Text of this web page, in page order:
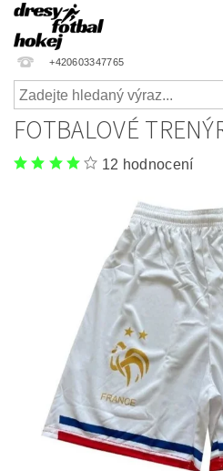
+420603347765
FOTBALOVÉ
12 hodnocení